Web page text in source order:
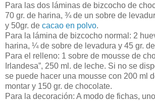
Para las dos láminas de bizcocho de
70 gr. de harina, ¾ de un sobre de
y 50gr. de cacao en polvo.
Para la lámina de bizcocho normal: 2
harina, ¼ de sobre de levadura y 45 gr.
Para el relleno: 1 sobre de mousse de
Irlandesa”, 250 ml. de leche. Si no se
se puede hacer una mousse con 200 ml
montar y 150 gr. de chocolate.
Para la decoración: A modo de fichas,